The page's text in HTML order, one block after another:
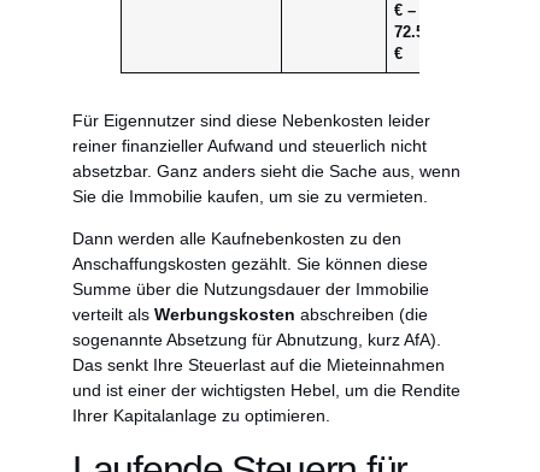
€ –
72.560
€
Für Eigennutzer sind diese Nebenkosten leider
reiner finanzieller Aufwand und steuerlich nicht
absetzbar. Ganz anders sieht die Sache aus, wenn
Sie die Immobilie kaufen, um sie zu vermieten.
Dann werden alle Kaufnebenkosten zu den
Anschaffungskosten gezählt. Sie können diese
Summe über die Nutzungsdauer der Immobilie
verteilt als Werbungskosten abschreiben (die
sogenannte Absetzung für Abnutzung, kurz AfA).
Das senkt Ihre Steuerlast auf die Mieteinnahmen
und ist einer der wichtigsten Hebel, um die Rendite
Ihrer Kapitalanlage zu optimieren.